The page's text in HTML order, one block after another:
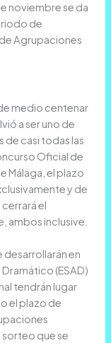
noviembre se da
de
Agrupaciones
medio centenar
a ser uno de
de casi todas las
Oficial de
Málaga, el plazo
y de
el
ambos inclusive.
desarrollarán en
(ESAD)
tendrán lugar
el plazo de
sorteo que se